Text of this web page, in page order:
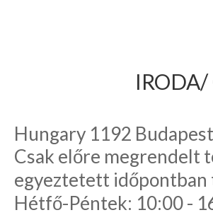
Hungary 1192
Csak előre megrendelt
egyeztetett
Hétfő-Péntek: 10:00 -